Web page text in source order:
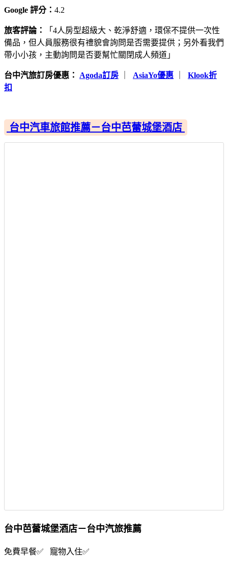
Google 評分： 4.2
旅客評論：
「4人房型超級大、乾淨舒適，環保不提供一次性
備品，但人員服務很有禮貌會詢問是否需要提供；另外看我們
帶小小孩，主動詢問是否要幫忙關閉成人頻道」
台中汽旅訂房優惠： Agoda訂房 AsiaYo優惠
Klook折
扣
台中汽車旅館推薦－台中芭蕾城堡酒店
台中芭蕾城堡酒店－台中汽旅推薦
免費早餐✅ 寵物入住✅